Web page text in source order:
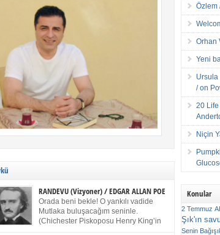
RANDEVU (Vizyoner) / EDGAR ALLAN POE
Orada beni bekle! O yankılı vadide
Mutlaka buluşacağım seninle.
(Chichester Piskoposu Henry King’in
Özlem
Orhan
Yeni
Ursula
/ on
20
Niçin
Konular
2 Temmuz
Şık'ın
Senin